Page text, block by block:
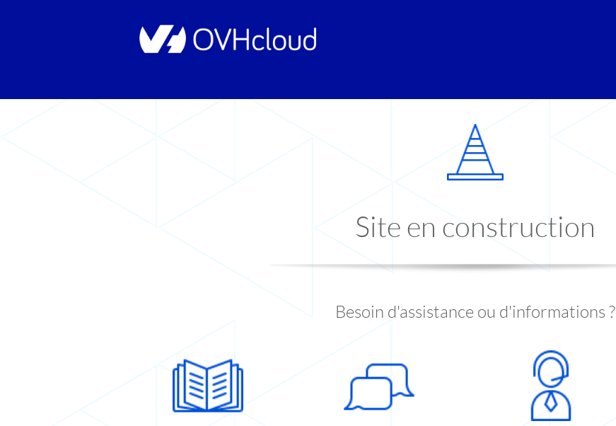
Site en construction
Besoin d'assistance ou d'informations ?